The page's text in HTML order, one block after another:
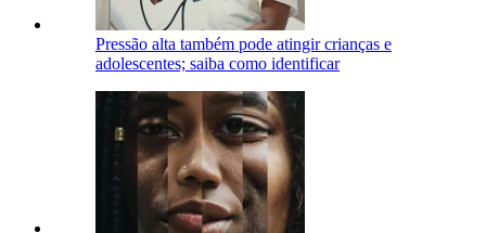
Pressão alta também pode atingir crianças e
adolescentes; saiba como identificar